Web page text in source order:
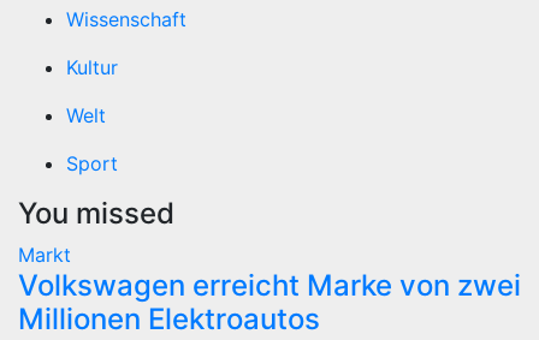
Wissenschaft
Kultur
Welt
Sport
You missed
Markt
Volkswagen erreicht Marke von zwei
Millionen Elektroautos